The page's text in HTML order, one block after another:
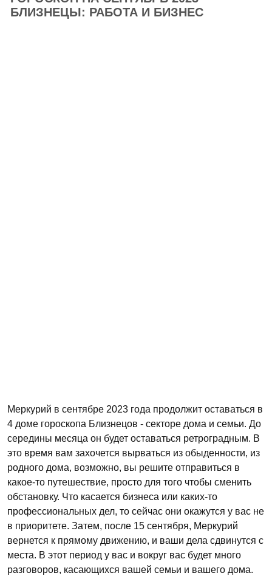
БЛИЗНЕЦЫ: РАБОТА И БИЗНЕС
Меркурий в сентябре 2023 года продолжит оставаться в
4 доме гороскопа Близнецов - секторе дома и семьи. До
середины месяца он будет оставаться ретроградным. В
это время вам захочется вырваться из обыденности, из
родного дома, возможно, вы решите отправиться в
какое-то путешествие, просто для того чтобы сменить
обстановку. Что касается бизнеса или каких-то
профессиональных дел, то сейчас они окажутся у вас не
в приоритете. Затем, после 15 сентября, Меркурий
вернется к прямому движению, и ваши дела сдвинутся с
места. В этот период у вас и вокруг вас будет много
разговоров, касающихся вашей семьи и вашего дома.